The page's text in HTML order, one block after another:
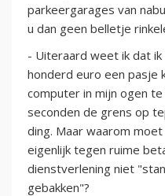
parkeergarages van
u dan geen belletje
- Uiteraard weet ik dat ik
honderd euro een pasje
computer in mijn ogen
seconden de grens op
ding. Maar waarom
eigenlijk tegen ruime
dienstverlening niet
gebakken"?